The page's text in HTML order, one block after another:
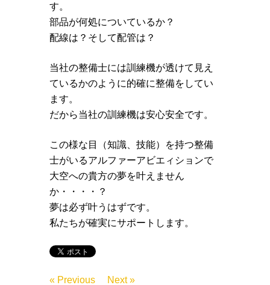
す。
部品が何処についているか？
配線は？そして配管は？
当社の整備士には訓練機が透けて見え
ているかのように的確に整備をしてい
ます。
だから当社の訓練機は安心安全です。
この様な目（知識、技能）を持つ整備
士がいるアルファーアビエィションで
大空への貴方の夢を叶えません
か・・・・？
夢は必ず叶うはずです。
私たちが確実にサポートします。
« Previous Next »